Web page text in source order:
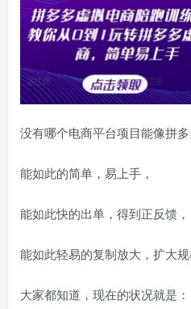
没有哪个电商平台项目能像拼
能如此的简单，易上手，
能如此快的出单，得到正反馈，
能如此轻易的复制放大，扩大规
大家都知道，现在的状况就是：